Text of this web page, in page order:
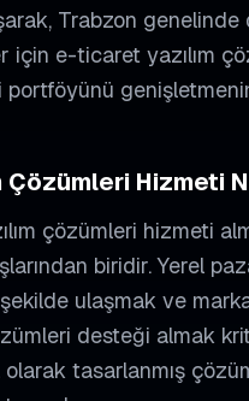
Trabzon
için e-ticaret yazılım
portföyünü
Çözümleri Hizmeti
çözümleri hizmeti
biridir. Yerel
ulaşmak ve
desteği almak
tasarlanmış